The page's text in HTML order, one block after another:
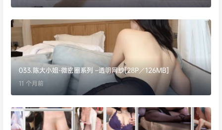
033.陈大小姐-微密圈系列 –透明网纱[28P／126MB]
11 个月前